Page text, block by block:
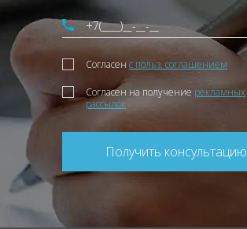
Согласен с польз. соглашением
Согласен на получение рекламных
рассылок
Получить консультацию